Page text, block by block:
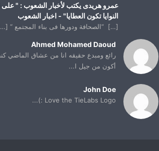
عمرو هريدى يكتب لأخبار الشعوب : " على
النوايا تكون العطايا" - اخبار الشعوب
[…] “الصحافة ودورها فى بناء المجتمع “
Ahmed Mohamed Daoud
رائع ومبدع حقيقه انا من عشاق الماضي
أكون من جيل ا...
John Doe
Love the TieLabs Logo :)...